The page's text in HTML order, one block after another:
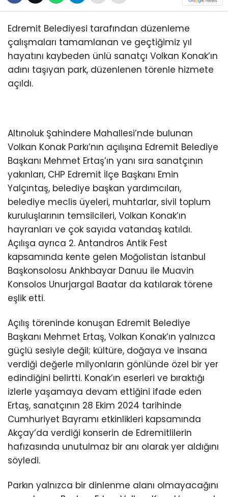
Edremit Belediyesi tarafından düzenleme
çalışmaları tamamlanan ve geçtiğimiz yıl
hayatını kaybeden ünlü sanatçı Volkan Konak’ın
adını taşıyan park, düzenlenen törenle hizmete
açıldı.
Altınoluk Şahindere Mahallesi’nde bulunan
Volkan Konak Parkı’nın açılışına Edremit Belediye
Başkanı Mehmet Ertaş’ın yanı sıra sanatçının
yakınları, CHP Edremit İlçe Başkanı Emin
Yalçıntaş, belediye başkan yardımcıları,
belediye meclis üyeleri, muhtarlar, sivil toplum
kuruluşlarının temsilcileri, Volkan Konak’ın
hayranları ve çok sayıda vatandaş katıldı.
Açılışa ayrıca 2. Antandros Antik Fest
kapsamında kente gelen Moğolistan İstanbul
Başkonsolosu Ankhbayar Danuu ile Muavin
Konsolos Unurjargal Baatar da katılarak törene
eşlik etti.
Açılış töreninde konuşan Edremit Belediye
Başkanı Mehmet Ertaş, Volkan Konak’ın yalnızca
güçlü sesiyle değil; kültüre, doğaya ve insana
verdiği değerle milyonların gönlünde özel bir yer
edindiğini belirtti. Konak’ın eserleri ve bıraktığı
izlerle yaşamaya devam ettiğini ifade eden
Ertaş, sanatçının 28 Ekim 2024 tarihinde
Cumhuriyet Bayramı etkinlikleri kapsamında
Akçay’da verdiği konserin de Edremitlilerin
hafızasında unutulmaz bir anı olarak yer aldığını
söyledi.
Parkın yalnızca bir dinlenme alanı olmayacağını